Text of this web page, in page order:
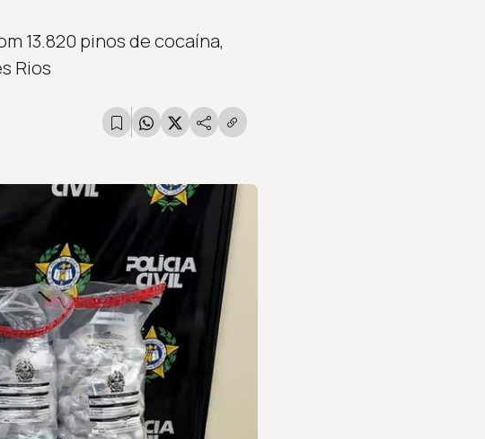
13.820 pinos de cocaína,
Rios